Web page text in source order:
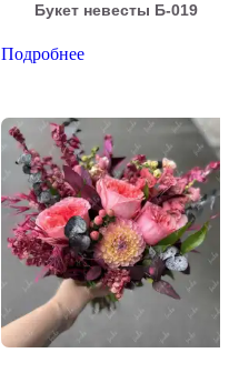
Букет невесты Б-019
Подробнее